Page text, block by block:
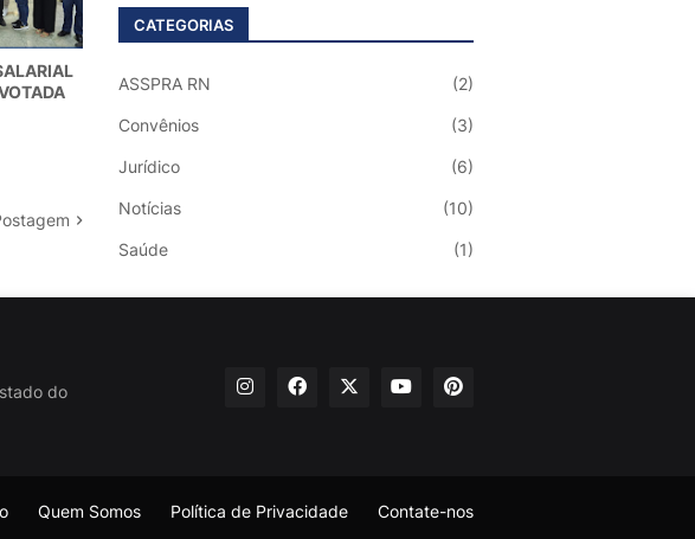
CATEGORIAS
ASSPRA RN (2)
Convênios (3)
Jurídico (6)
Notícias (10)
Saúde (1)
do
Quem Somos Política de Privacidade Contate-nos